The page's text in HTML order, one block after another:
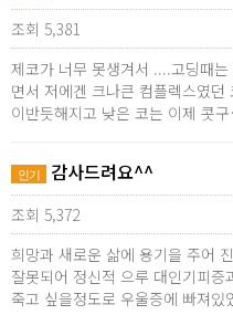
조회 5,381
제코가 너무 못생겨서 ....고딩때
면서 저에겐 크나큰 컴플렉스였
이반듯해지고 낮은 코는 이제 콧
인기 감사드려요^^
조회 5,372
희망과 새로운 삶에 용기을 주어
잘못되어 정신적 으루 대인기피
죽고 싶을정도로 우울증에 빠져